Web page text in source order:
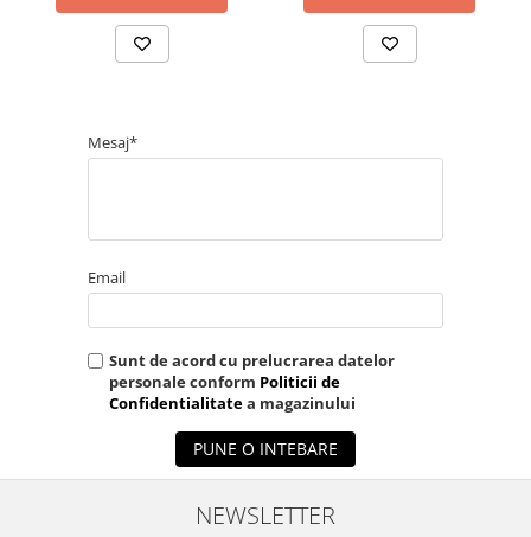
Mesaj*
Email
Sunt de acord cu prelucrarea datelor
personale conform Politicii de
Confidentialitatea magazinului
PUNE O INTEBARE
NEWSLETTER